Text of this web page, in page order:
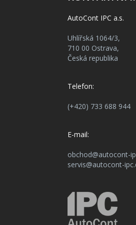
AutoCont IPC a.s.
Uhlířská 1064/3,
710 00 Ostrava,
Česká republika
Telefon:
(+420) 733 688 944
E-mail:
obchod@autocont-
servis@autocont-